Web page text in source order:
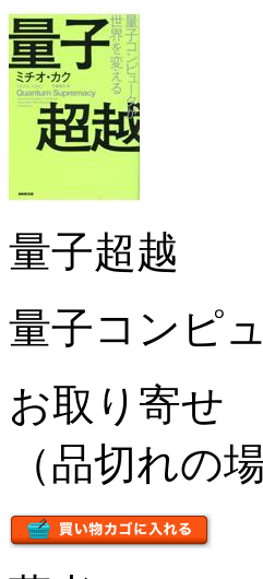
量子超越
量子コンピ
お取り寄せ
（品切れの